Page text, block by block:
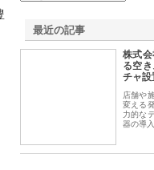
最近の記事
株式
る空
チャ設
店舗や
変える
力的な
器の導